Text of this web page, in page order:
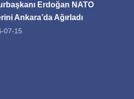
Erdoğan NATO
Ankara’da Ağırladı
07-15